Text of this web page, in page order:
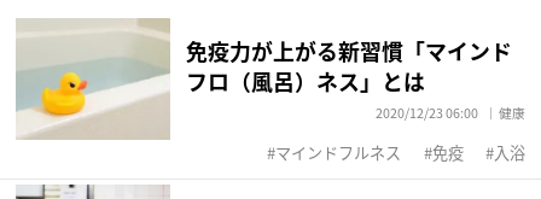
免疫力が上がる新習慣「マインド
フロ（風呂）ネス」とは
2020/12/23 06:00 健康
マインドフルネス 免疫 入浴